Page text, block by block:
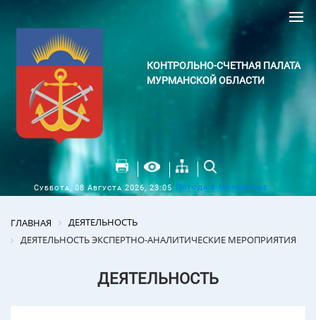
КОНТРОЛЬНО-СЧЕТНАЯ ПАЛАТА
МУРМАНСКОЙ ОБЛАСТИ
Суббота, 08 Августа 2026, 23:05 Погода в Мурманске
ГЛАВНАЯ
ДЕЯТЕЛЬНОСТЬ
ДЕЯТЕЛЬНОСТЬ ЭКСПЕРТНО-АНАЛИТИЧЕСКИЕ МЕРОПРИЯТИЯ
ДЕЯТЕЛЬНОСТЬ